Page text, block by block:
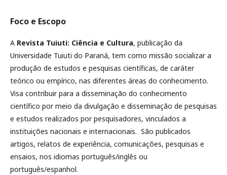
Foco e Escopo
A Revista Tuiuti: Ciência e Cultura, publicação da
Universidade Tuiuti do Paraná, tem como missão socializar a
produção de estudos e pesquisas científicas, de caráter
teórico ou empírico, nas diferentes áreas do conhecimento.
Visa contribuir para a disseminação do conhecimento
científico por meio da divulgação e disseminação de pesquisas
e estudos realizados por pesquisadores, vinculados a
instituições nacionais e internacionais. São publicados
artigos, relatos de experiência, comunicações, pesquisas e
ensaios, nos idiomas português/inglês ou
português/espanhol.